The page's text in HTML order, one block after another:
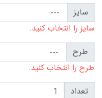
سایز
سایز را انتخاب کنید.
طرح
طرح را انتخاب کنید.
تعداد